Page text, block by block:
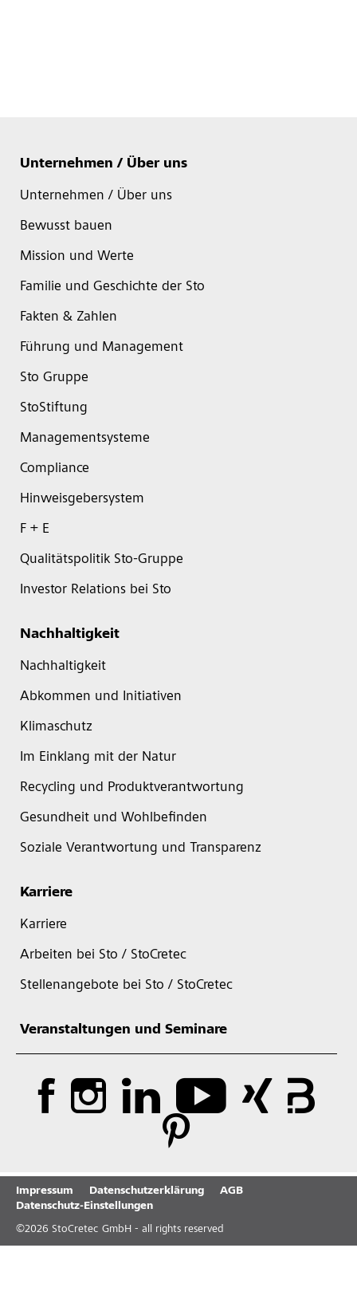
Unternehmen / Über uns
Unternehmen / Über uns
Bewusst bauen
Mission und Werte
Familie und Geschichte der Sto
Fakten & Zahlen
Führung und Management
Sto Gruppe
StoStiftung
Managementsysteme
Compliance
Hinweisgebersystem
F + E
Qualitätspolitik Sto-Gruppe
Investor Relations bei Sto
Nachhaltigkeit
Nachhaltigkeit
Abkommen und Initiativen
Klimaschutz
Im Einklang mit der Natur
Recycling und Produktverantwortung
Gesundheit und Wohlbefinden
Soziale Verantwortung und Transparenz
Karriere
Karriere
Arbeiten bei Sto / StoCretec
Stellenangebote bei Sto / StoCretec
Veranstaltungen und Seminare
Impressum Datenschutzerklärung
AGB
Datenschutz-Einstellungen
©2026 StoCretec GmbH - all rights reserved